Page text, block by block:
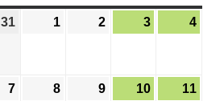
31 1 2 3 4
7 8 9 10 11